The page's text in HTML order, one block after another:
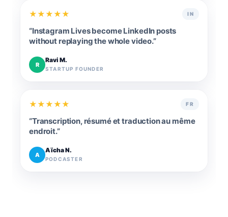
★★★★★ IN
“Instagram Lives become LinkedIn posts
without replaying the whole video.”
R
Ravi M.
STARTUP FOUNDER
★★★★★ FR
“Transcription, résumé et traduction au même
endroit.”
A
Aïcha N.
PODCASTER